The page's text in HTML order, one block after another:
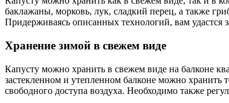
баклажаны, морковь, лук, сладкий перец, а также
Придерживаясь описанных технологий, вам удастся
Хранение зимой в свежем виде
Капусту можно хранить в свежем виде на балконе
застекленном и утепленном балконе можно хранить
свободного доступа воздуха. Необходимо также